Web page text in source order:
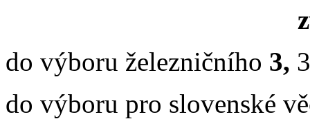
do výboru železničního 3,
do výboru pro slovenské